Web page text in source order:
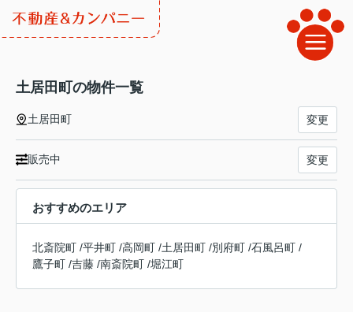
土居田町の物件一覧
土居田町 変更
販売中 変更
おすすめのエリア
北斎院町 /平井町 /高岡町 /土居田町 /別府町 /石風呂町 /
鷹子町 /吉藤 /南斎院町 /堀江町